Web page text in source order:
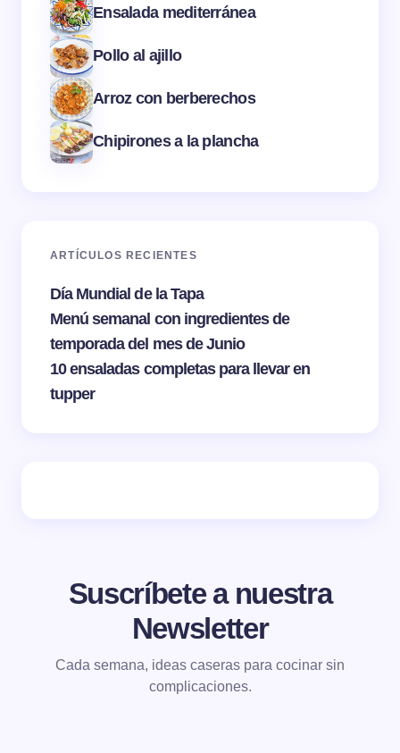
Ensalada mediterránea
Pollo al ajillo
Arroz con berberechos
Chipirones a la plancha
ARTÍCULOS RECIENTES
Día Mundial de la Tapa
Menú semanal con ingredientes de
temporada del mes de Junio
10 ensaladas completas para llevar en
tupper
Suscríbete a nuestra
Newsletter
Cada semana, ideas caseras para cocinar sin
complicaciones.